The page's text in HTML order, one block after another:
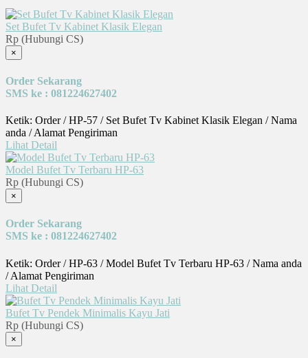
Set Bufet Tv Kabinet Klasik Elegan
Rp (Hubungi CS)
×
Order Sekarang
SMS ke : 081224627402
Ketik: Order / HP-57 / Set Bufet Tv Kabinet Klasik Elegan / Nama
anda / Alamat Pengiriman
Lihat Detail
Model Bufet Tv Terbaru HP-63
Rp (Hubungi CS)
×
Order Sekarang
SMS ke : 081224627402
Ketik: Order / HP-63 / Model Bufet Tv Terbaru HP-63 / Nama anda
/ Alamat Pengiriman
Lihat Detail
Bufet Tv Pendek Minimalis Kayu Jati
Rp (Hubungi CS)
×